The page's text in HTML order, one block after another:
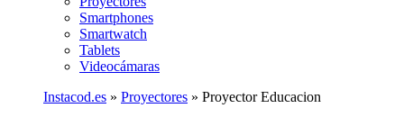
Smartphones
Smartwatch
Tablets
Videocámaras
Instacod.es » Proyectores » Proyector Educacion